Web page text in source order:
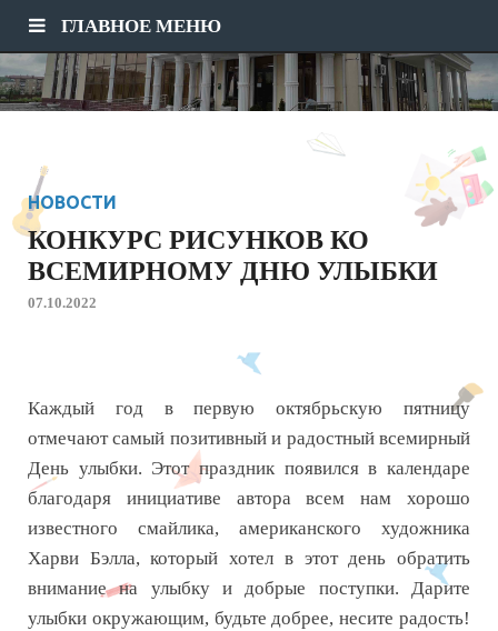
ГЛАВНОЕ МЕНЮ
НОВОСТИ
КОНКУРС РИСУНКОВ КО
ВСЕМИРНОМУ ДНЮ УЛЫБКИ
07.10.2022
Каждый год в первую октябрьскую пятницу
отмечают самый позитивный и радостный всемирный
День улыбки. Этот праздник появился в календаре
благодаря инициативе автора всем нам хорошо
известного смайлика, американского художника
Харви Бэлла, который хотел в этот день обратить
внимание на улыбку и добрые поступки. Дарите
улыбки окружающим, будьте добрее, несите радость!